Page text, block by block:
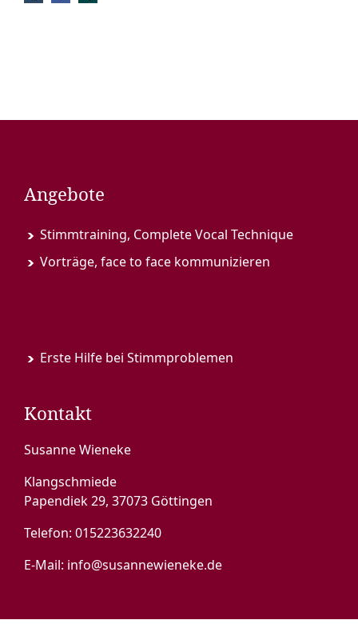
Angebote
Stimmtraining, Complete Vocal Technique
Vorträge, face to face kommunizieren
Erste Hilfe bei Stimmproblemen
Kontakt
Susanne Wieneke
Klangschmiede
Papendiek 29, 37073 Göttingen
Telefon: 015223632240
E-Mail: info@susannewieneke.de